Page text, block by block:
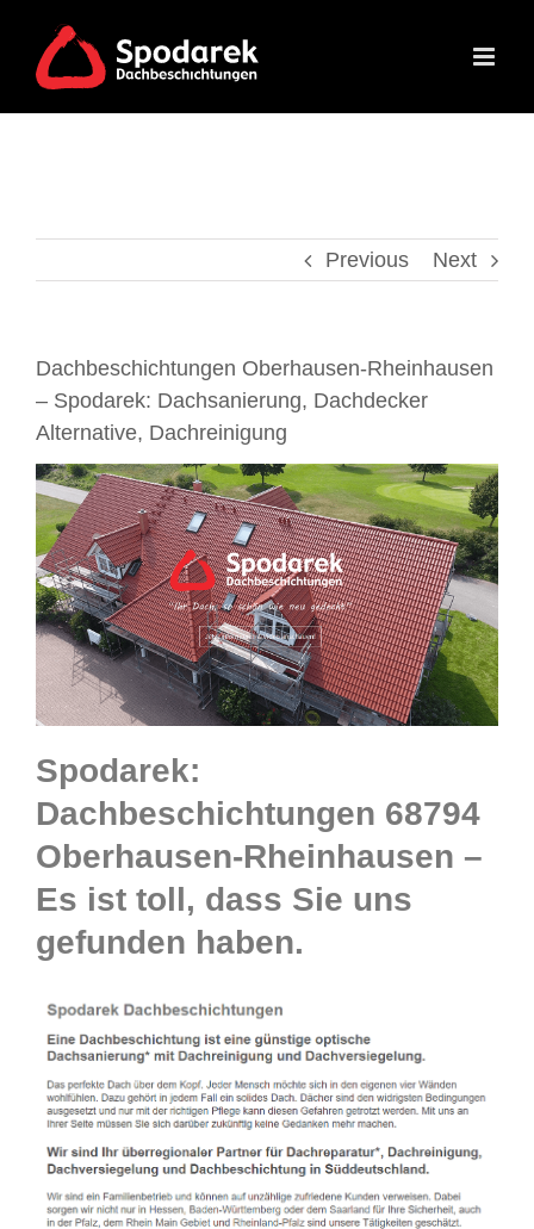
content
Previous Next
Dachbeschichtungen Oberhausen-Rheinhausen
– Spodarek: Dachsanierung, Dachdecker
Alternative, Dachreinigung
Spodarek:
Dachbeschichtungen 68794
Oberhausen-Rheinhausen –
Es ist toll, dass Sie uns
gefunden haben.